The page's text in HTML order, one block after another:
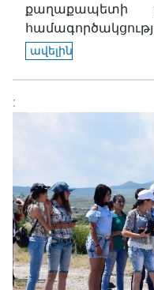
քաղաքապետի
ավելին